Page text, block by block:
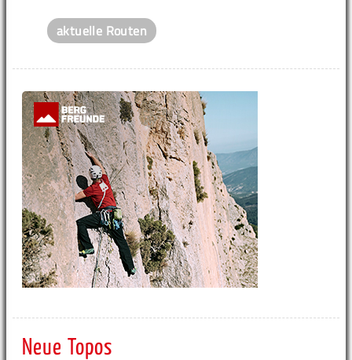
aktuelle Routen
Neue Topos